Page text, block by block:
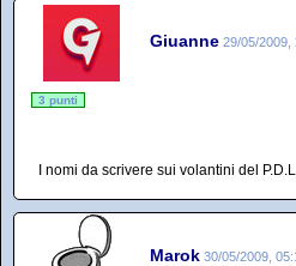
Giuanne 29/05/2009,
3 punti
I nomi da scrivere sui volantini del
Marok 30/05/2009,